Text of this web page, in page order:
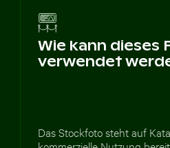
Wie kann dieses
verwendet
Das Stockfoto steht auf